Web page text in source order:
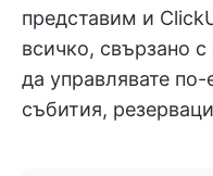
представим и
всичко, свързано
да управлявате
събития,